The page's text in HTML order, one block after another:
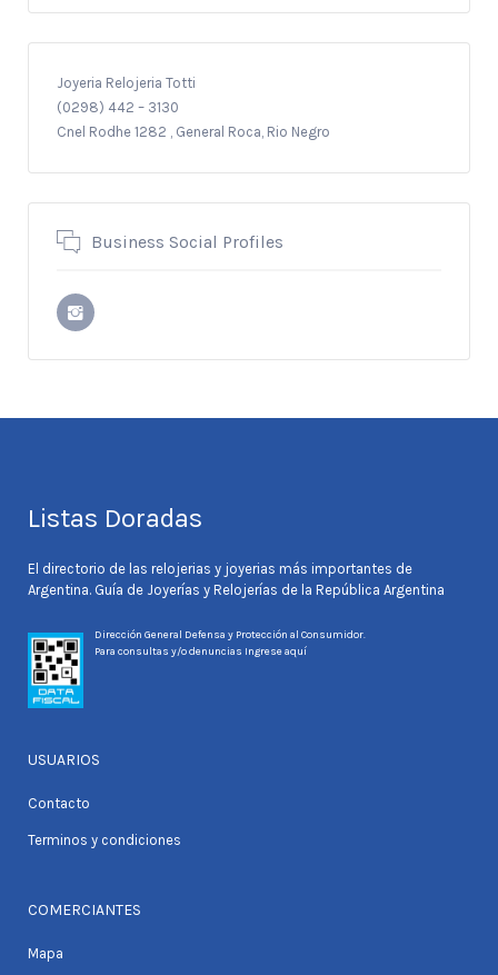
Joyeria Relojeria Totti
(0298) 442 – 3130
Cnel Rodhe 1282 , General Roca, Rio Negro
Business Social Profiles
Listas Doradas
El directorio de las relojerias y joyerias más importantes de
Argentina. Guía de Joyerías y Relojerías de la República Argentina
Dirección General Defensa y Protección al Consumidor.
Para consultas y/o denuncias Ingrese aquí
USUARIOS
Contacto
Terminos y condiciones
COMERCIANTES
Mapa